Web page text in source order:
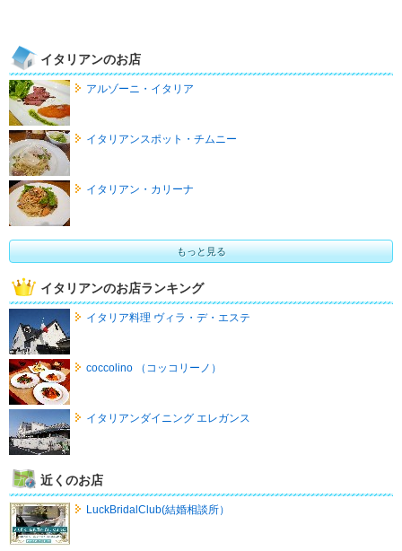
イタリアンのお店
アルゾーニ・イタリア
イタリアンスポット・チムニー
イタリアン・カリーナ
もっと見る
イタリアンのお店ランキング
イタリア料理 ヴィラ・デ・エステ
coccolino （コッコリーノ）
イタリアンダイニング エレガンス
近くのお店
LuckBridalClub(結婚相談所）